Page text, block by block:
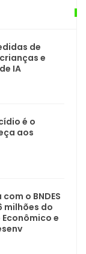
de
e
IA
é o
aos
o BNDES
milhões do
e